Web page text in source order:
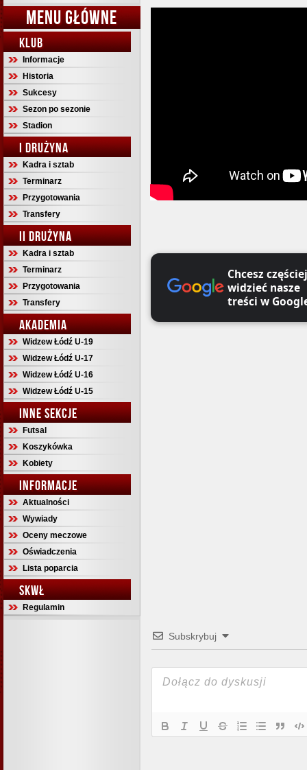
MENU GŁÓWNE
KLUB
Informacje
Historia
Sukcesy
Sezon po sezonie
Stadion
I DRUŻYNA
Kadra i sztab
Terminarz
Przygotowania
Transfery
II DRUŻYNA
Kadra i sztab
Terminarz
Przygotowania
Transfery
AKADEMIA
Widzew Łódź U-19
Widzew Łódź U-17
Widzew Łódź U-16
Widzew Łódź U-15
INNE SEKCJE
Futsal
Koszykówka
Kobiety
INFORMACJE
Aktualności
Wywiady
Oceny meczowe
Oświadczenia
Lista poparcia
SKWŁ
Regulamin
Chcesz częściej
widzieć nasze
treści w
Subskrybuj